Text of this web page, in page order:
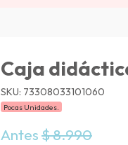
Caja
SKU: 73308033101060
Pocas Unidades.
Antes$ 8.990